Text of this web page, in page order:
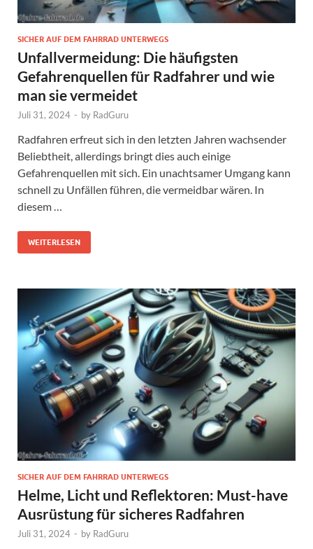
SICHER AUF DEM FAHRRAD UNTERWEGS
Unfallvermeidung: Die häufigsten
Gefahrenquellen für Radfahrer und wie
man sie vermeidet
Juli 31, 2024 - by RadGuru
Radfahren erfreut sich in den letzten Jahren wachsender
Beliebtheit, allerdings bringt dies auch einige
Gefahrenquellen mit sich. Ein unachtsamer Umgang kann
schnell zu Unfällen führen, die vermeidbar wären. In
diesem …
WEITERLESEN
SICHER AUF DEM FAHRRAD UNTERWEGS
Helme, Licht und Reflektoren: Must-have
Ausrüstung für sicheres Radfahren
Juli 31, 2024 - by RadGuru